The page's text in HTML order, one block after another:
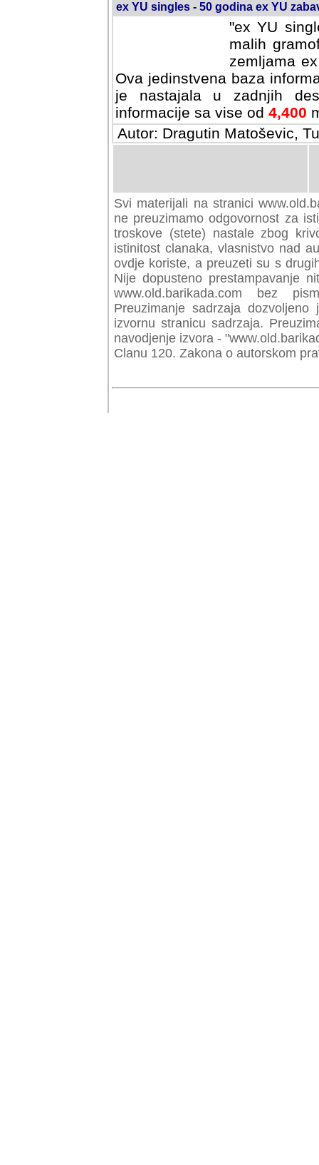
ex YU singles - 50 godina ex YU
"ex YU
malih
zemljama
Ova jedinstvena baza
je nastajala u zadnjih
informacije sa vise od 4,400
Autor: Dragutin Matoševic,
Svi materijali na stranici
preuzimamo odgovornost za
troskove (stete) nastale zbog
istinitost clanaka, vlasnistvo nad
ovdje koriste, a preuzeti su s
Nije dopusteno prestampavanje
www.old.barikada.com bez
Preuzimanje sadrzaja
izvornu stranicu sadrzaja.
navodjenje izvora -
Clanu 120. Zakona o autorskom